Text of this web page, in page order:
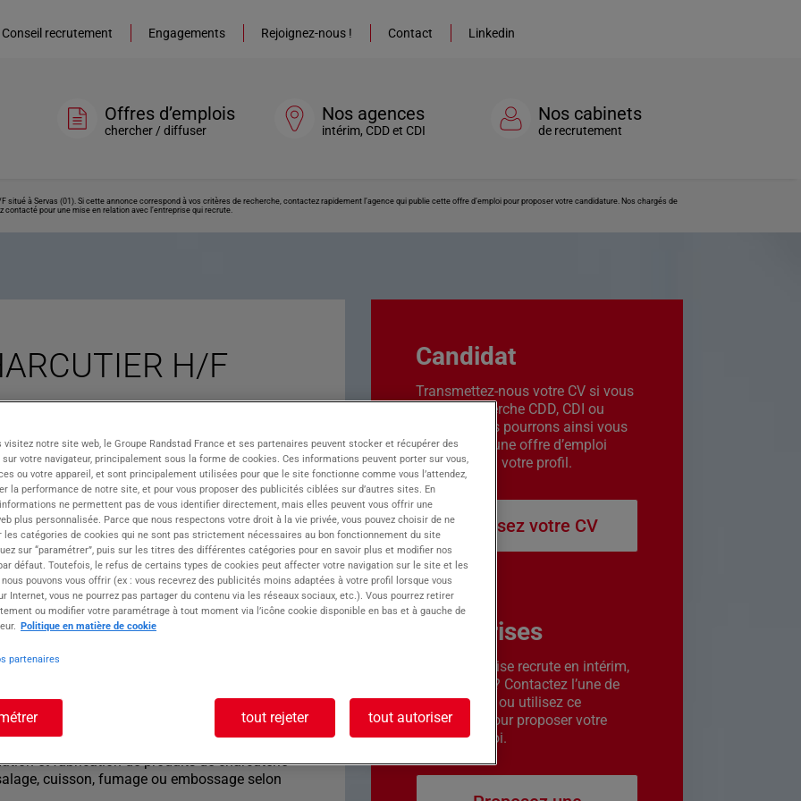
Conseil recrutement Engagements Rejoignez-nous ! Contact Linkedin
Offres d’emplois
chercher / diffuser
Nos agences
intérim, CDD et CDI
Nos cabinets
de recrutement
F situé à Servas (01). Si cette annonce correspond à vos critères de recherche, contactez rapidement l’agence qui publie cette offre d’emploi pour proposer votre candidature. Nos chargés de
pour une mise en relation avec l’entreprise qui recrute.
H/F
H/F
ADN c'est : • Miser sur la personnalité et le
techniques
partenaires locaux et nationaux
avec proximité et réactivité
: OPERATEUR
et fabrication de produits de charcuterie
cuisson, fumage ou embossage selon
Candidat
Transmettez-nous votre CV si vous
êtes en recherche CDD, CDI ou
intérim. Nous pourrons ainsi vous
contacter si une offre d’emploi
correspond à votre profil.
Déposez votre CV
Entreprises
Votre entreprise recrute en intérim,
CDD ou CDI ? Contactez l’une de
nos agences ou utilisez ce
formulaire pour proposer votre
offre d’emploi.
visitez notre site web, le Groupe Randstad France et ses partenaires peuvent stocker et récupérer des
votre navigateur, principalement sous la forme de cookies. Ces informations peuvent porter sur vous,
ou votre appareil, et sont principalement utilisées pour que le site fonctionne comme vous l’attendez,
la performance de notre site, et pour vous proposer des publicités ciblées sur d’autres sites. En
ne permettent pas de vous identifier directement, mais elles peuvent vous offrir une
plus personnalisée. Parce que nous respectons votre droit à la vie privée, vous pouvez choisir de ne
les catégories de cookies qui ne sont pas strictement nécessaires au bon fonctionnement du site
sur “paramétrer”, puis sur les titres des différentes catégories pour en savoir plus et modifier nos
défaut. Toutefois, le refus de certains types de cookies peut affecter votre navigation sur le site et les
pouvons vous offrir (ex : vous recevrez des publicités moins adaptées à votre profil lorsque vous
Internet, vous ne pourrez pas partager du contenu via les réseaux sociaux, etc.). Vous pourrez retirer
ou modifier votre paramétrage à tout moment via l’icône cookie disponible en bas et à gauche de
Politique en matière de cookie
partenaires
tout rejeter tout autoriser